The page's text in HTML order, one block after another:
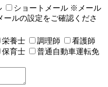
ショートメール ※メール
ールの設定をご確認くださ
栄養士 調理師
看護師
保育士
普通自動車運転免